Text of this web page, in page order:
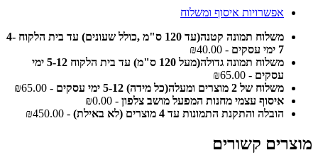
אפשרויות איסוף ומשלוח
משלוח תמונה קטנה(עד 120 ס"מ ,כולל שעונים) עד בית הלקוח 4-
7 ימי עסקים
- ₪40.00
משלוח תמונה גדולה(מעל 120 ס"מ) עד בית הלקוח 5-12 ימי
עסקים - ₪65.00
משלוח של 2 מוצרים ומעלה(כל מידה) 5-12 ימי עסקים
- ₪65.00
איסוף עצמי מחנות המפעל מושב צלפון - ₪0.00
הובלה והתקנת התמונות עד 4 מוצרים (לא באילת)
- ₪450.00
מוצרים קשורים